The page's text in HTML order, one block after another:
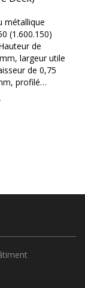
métallique
(1.600.150)
de
largeur utile
de 0,75
profilé…